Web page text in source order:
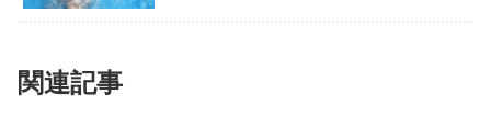
関連記事